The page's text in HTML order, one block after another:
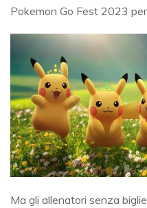
Pokemon Go Fest 2023
Ma gli allenatori senza